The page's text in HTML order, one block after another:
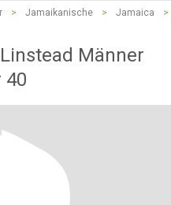
> Jamaikanische > Jamaica
>
Männer
40